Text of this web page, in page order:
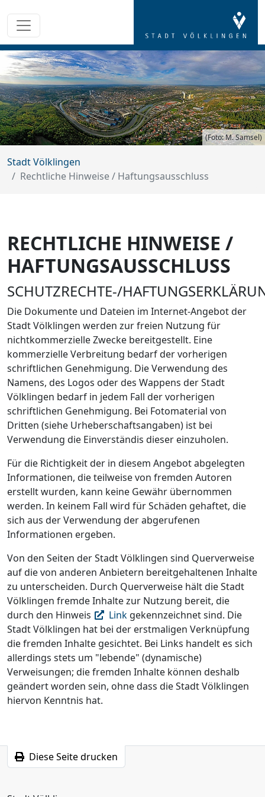
(Foto: M. Samsel)
Stadt Völklingen
Rechtliche Hinweise / Haftungsausschluss
RECHTLICHE HINWEISE /
HAFTUNGSAUSSCHLUSS
SCHUTZRECHTE-/
Die Dokumente und Dateien im Internet-Angebot der
Stadt Völklingen werden zur freien Nutzung für
nichtkommerzielle Zwecke bereitgestellt. Eine
kommerzielle Verbreitung bedarf der vorherigen
schriftlichen Genehmigung. Die Verwendung des
Namens, des Logos oder des Wappens der Stadt
Völklingen bedarf in jedem Fall der vorherigen
schriftlichen Genehmigung. Bei Fotomaterial von
Dritten (siehe Urheberschaftsangaben) ist bei
Verwendung die Einverständis dieser einzuholen.
Für die Richtigkeit der in diesem Angebot abgelegten
Informationen, die teilweise von fremden Autoren
erstellt wurden, kann keine Gewähr übernommen
werden. In keinem Fall wird für Schäden gehaftet, die
sich aus der Verwendung der abgerufenen
Informationen ergeben.
Von den Seiten der Stadt Völklingen sind Querverweise
auf die von anderen Anbietern bereitgehaltenen Inhalte
zu unterscheiden. Durch Querverweise hält die Stadt
Völklingen fremde Inhalte zur Nutzung bereit, die
durch den Hinweis
Linkgekennzeichnet sind. Die
Stadt Völklingen hat bei der erstmaligen Verknüpfung
die fremden Inhalte gesichtet. Bei Links handelt es sich
allerdings stets um "lebende" (dynamische)
Verweisungen; die fremden Inhalte können deshalb
geändert worden sein, ohne dass die Stadt Völklingen
hiervon Kenntnis hat.
Diese Seite drucken